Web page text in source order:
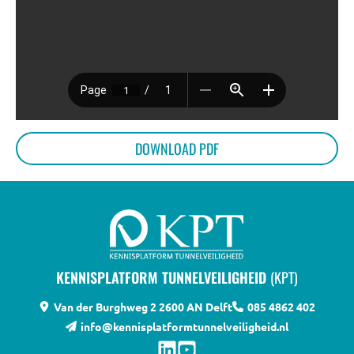
KENNISBANK
VRAGEN
DOWNLOAD PDF
KENNISPLATFORM TUNNELVEILIGHEID (KPT)
Van der Burghweg 22600 AN Delft
085 4862 402
info@kennisplatformtunnelveiligheid.nl